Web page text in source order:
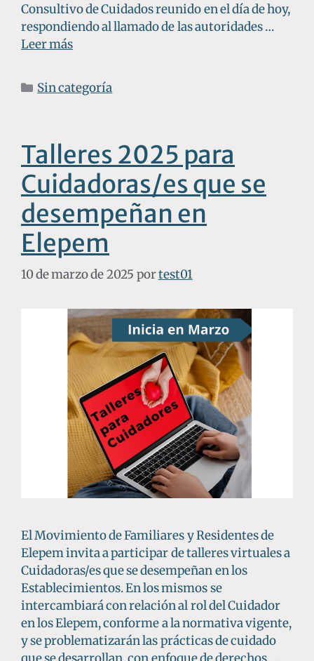
Consultivo de Cuidados reunido en el día de hoy,
respondiendo al llamado de las autoridades …
Leer más
Sin categoría
Talleres 2025 para
Cuidadoras/es que se
desempeñan en
Elepem
10 de marzo de 2025 portest01
El Movimiento de Familiares y Residentes de
Elepem invita a participar de talleres virtuales a
Cuidadoras/es que se desempeñan en los
Establecimientos. En los mismos se
intercambiará con relación al rol del Cuidador
en los Elepem, conforme a la normativa vigente,
y se problematizarán las prácticas de cuidado